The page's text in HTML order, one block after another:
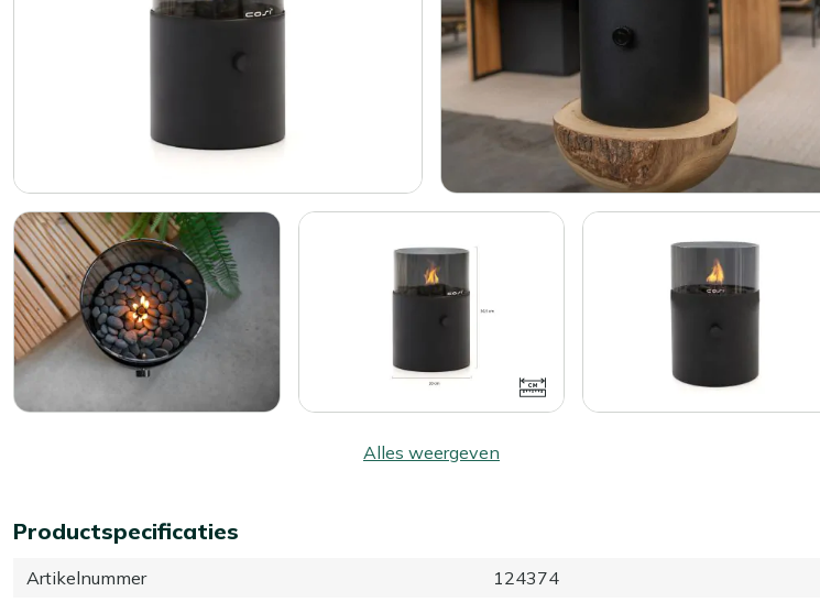
Alles weergeven
Productspecificaties
Artikelnummer
124374